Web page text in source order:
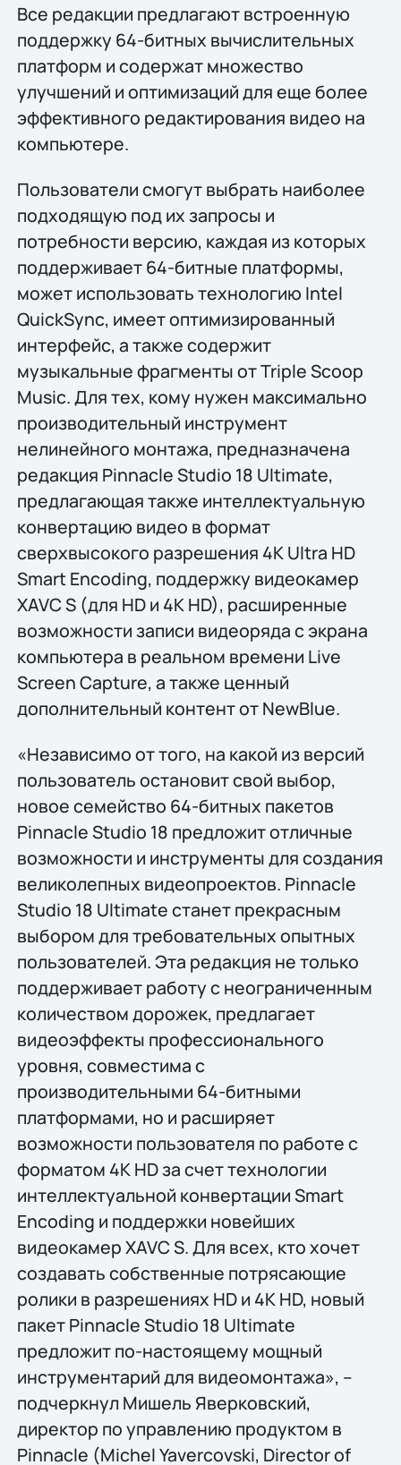
Все редакции предлагают встроенную
поддержку 64-битных вычислительных
платформ и содержат множество
улучшений и оптимизаций для ещe более
эффективного редактирования видео на
компьютере.
Пользователи смогут выбрать наиболее
подходящую под их запросы и
потребности версию, каждая из которых
поддерживает 64-битные платформы,
может использовать технологию Intel
QuickSync, имеет оптимизированный
интерфейс, а также содержит
музыкальные фрагменты от Triple Scoop
Music. Для тех, кому нужен максимально
производительный инструмент
нелинейного монтажа, предназначена
редакция Pinnacle Studio 18 Ultimate,
предлагающая также интеллектуальную
конвертацию видео в формат
сверхвысокого разрешения 4K Ultra HD
Smart Encoding, поддержку видеокамер
XAVC S (для HD и 4K HD), расширенные
возможности записи видеоряда с экрана
компьютера в реальном времени Live
Screen Capture, а также ценный
дополнительный контент от NewBlue.
«Независимо от того, на какой из версий
пользователь остановит свой выбор,
новое семейство 64-битных пакетов
Pinnacle Studio 18 предложит отличные
возможности и инструменты для создания
великолепных видеопроектов. Pinnacle
Studio 18 Ultimate станет прекрасным
выбором для требовательных опытных
пользователей. Эта редакция не только
поддерживает работу с неограниченным
количеством дорожек, предлагает
видеоэффекты профессионального
уровня, совместима с
производительными 64-битными
платформами, но и расширяет
возможности пользователя по работе с
форматом 4К HD за счет технологии
интеллектуальной конвертации Smart
Encoding и поддержки новейших
видеокамер XAVC S. Для всех, кто хочет
создавать собственные потрясающие
ролики в разрешениях HD и 4К HD, новый
пакет Pinnacle Studio 18 Ultimate
предложит по-настоящему мощный
инструментарий для видеомонтажа», –
подчеркнул Мишель Яверковский,
директор по управлению продуктом в
Pinnacle (Michel Yavercovski, Director of